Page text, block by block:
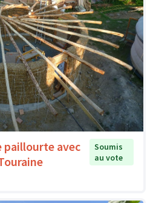
avec
Soumis
au vote